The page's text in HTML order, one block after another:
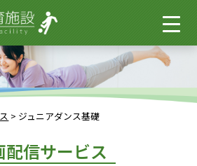
> ジュニアダンス基礎
配信サービス